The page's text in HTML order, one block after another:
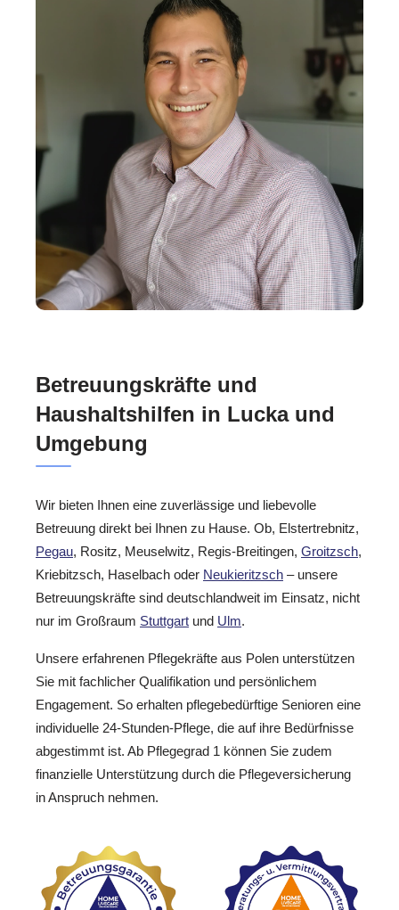
Betreuungskräfte und
Haushaltshilfen in Lucka und
Umgebung
Wir bieten Ihnen eine zuverlässige und liebevolle
Betreuung direkt bei Ihnen zu Hause. Ob, Elstertrebnitz,
Pegau, Rositz, Meuselwitz, Regis-Breitingen, Groitzsch,
Kriebitzsch, Haselbach oder Neukieritzsch – unsere
Betreuungskräfte sind deutschlandweit im Einsatz, nicht
nur im Großraum Stuttgart und Ulm.
Unsere erfahrenen Pflegekräfte aus Polen unterstützen
Sie mit fachlicher Qualifikation und persönlichem
Engagement. So erhalten pflegebedürftige Senioren eine
individuelle 24-Stunden-Pflege, die auf ihre Bedürfnisse
abgestimmt ist. Ab Pflegegrad 1 können Sie zudem
finanzielle Unterstützung durch die Pflegeversicherung
in Anspruch nehmen.